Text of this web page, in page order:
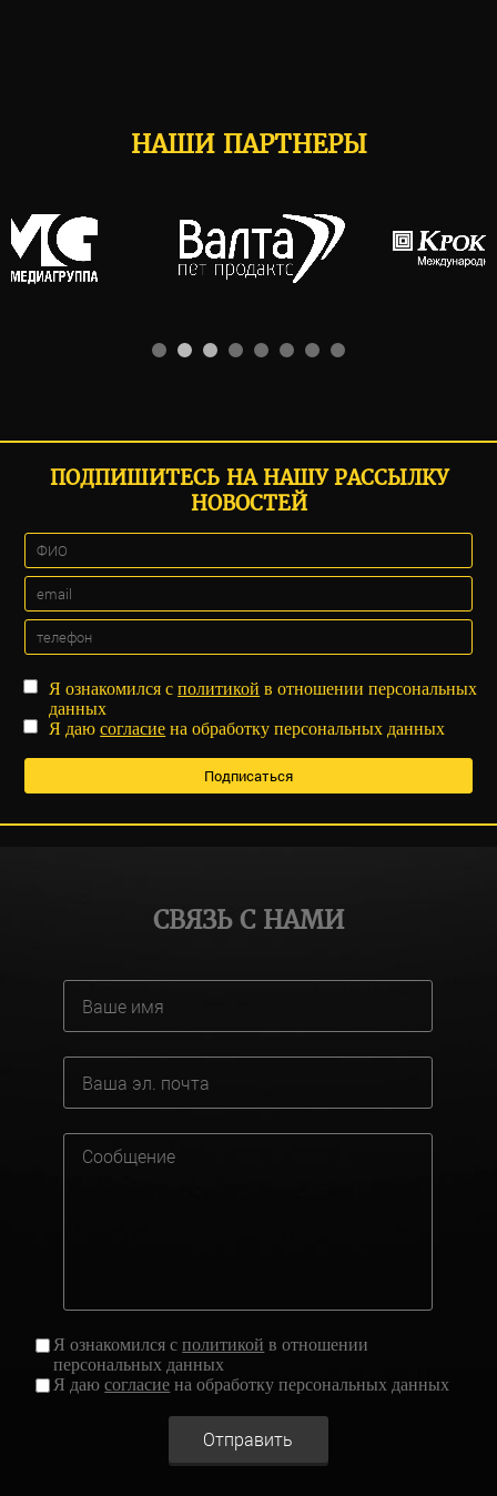
НАШИ ПАРТНЕРЫ
ПОДПИШИТЕСЬ НА НАШУ РАССЫЛКУ
НОВОСТЕЙ
Я ознакомился сполитикой в отношении персональных
данных
Я даюсогласие на обработку персональных данных
СВЯЗЬ С НАМИ
Я ознакомился сполитикой в отношении
персональных данных
Я даюсогласие на обработку персональных данных
Отправить